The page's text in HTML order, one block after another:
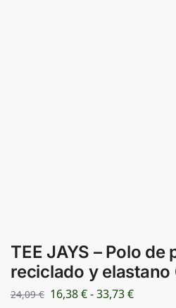
TEE JAYS – Polo de
reciclado y elastano
24,09€ 16,38€-33,73€